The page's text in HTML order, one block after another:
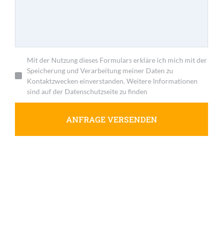
Mit der Nutzung dieses Formulars erkläre ich mich mit der
Speicherung und Verarbeitung meiner Daten zu
Kontaktzwecken einverstanden. Weitere Informationen
sind auf der Datenschutzseite zu finden
ANFRAGE VERSENDEN